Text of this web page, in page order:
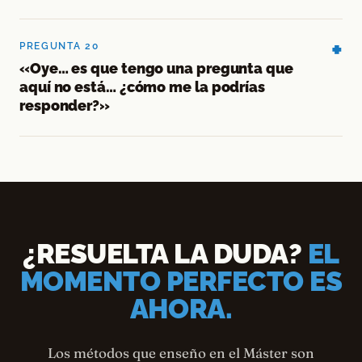
PREGUNTA 20
«Oye… es que tengo una pregunta que
aquí no está… ¿cómo me la podrías
responder?»
¿RESUELTA LA DUDA? EL
MOMENTO PERFECTO ES
AHORA.
Los métodos que enseño en el Máster son